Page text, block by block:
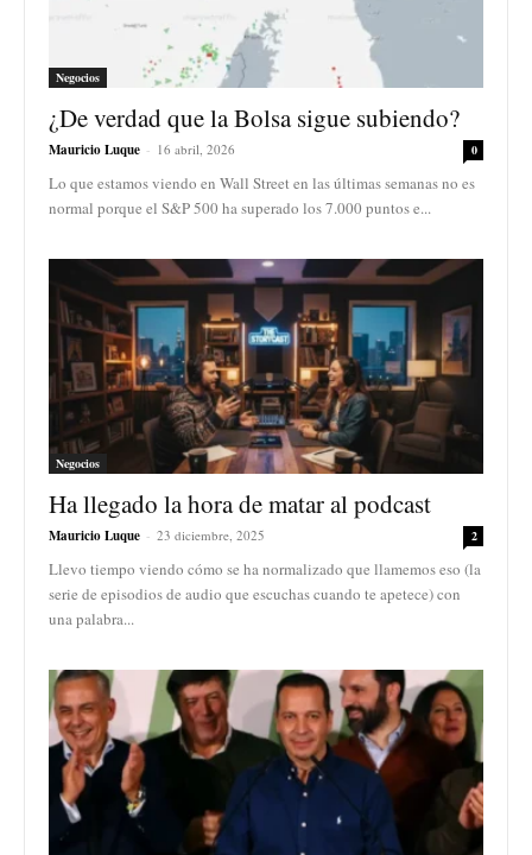
Negocios
¿De verdad que la Bolsa sigue subiendo?
Mauricio Luque - 16 abril, 2026 0
Lo que estamos viendo en Wall Street en las últimas semanas no es
normal porque el S&P 500 ha superado los 7.000 puntos e...
Negocios
Ha llegado la hora de matar al podcast
Mauricio Luque - 23 diciembre, 2025 2
Llevo tiempo viendo cómo se ha normalizado que llamemos eso (la
serie de episodios de audio que escuchas cuando te apetece) con
una palabra...